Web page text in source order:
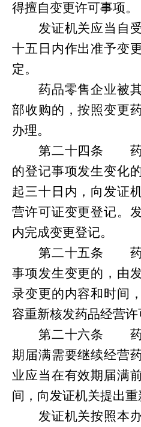
得擅自变更许可事项。
发证机关应当自
十五日内作出准予变
定。
药品零售企业被
部收购的，按照变更
办理。
第二十四条
的登记事项发生变化
起三十日内，向发证
营许可证变更登记。
内完成变更登记。
第二十五条
事项发生变更的，由
录变更的内容和时间
容重新核发药品经营许
第二十六条
期届满需要继续经营
业应当在有效期届满
间，向发证机关提出重
发证机关按照本